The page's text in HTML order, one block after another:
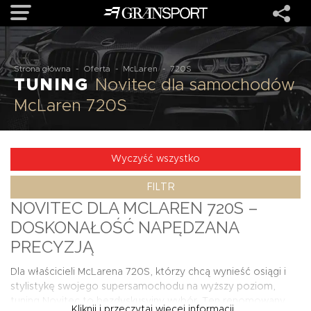
OFERTA
MARKI
O NAS
USŁUGI
KONTAKT
Strona główna - Oferta - McLaren - 720S
TUNING
Novitec dla samochodów
McLaren 720S
Wyczyść wszystko
FILTR
NOVITEC DLA MCLAREN 720S –
DOSKONAŁOŚĆ NAPĘDZANA
PRECYZJĄ
Dla właścicieli McLarena 720S, którzy chcą wynieść osiągi i
stylistykę swojego supersamochodu na wyższy poziom,